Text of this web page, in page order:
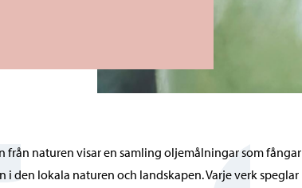
från naturen visar en samling oljemålningar som fångar
i den lokala naturen och landskapen. Varje verk speglar